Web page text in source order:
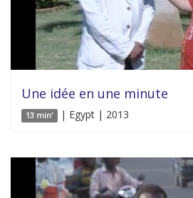
Une idée en une minute
13 min' | Egypt | 2013